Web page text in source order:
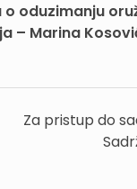
o oduzimanju
– Marina
Za pristup do